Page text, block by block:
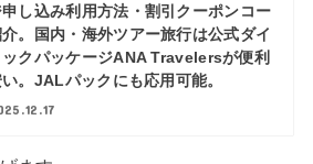
申し込み利用方法・割引クーポンコー
介。国内・海外ツアー旅行は公式ダイ
クパッケージANA Travelersが便利
。JALパックにも応用可能。